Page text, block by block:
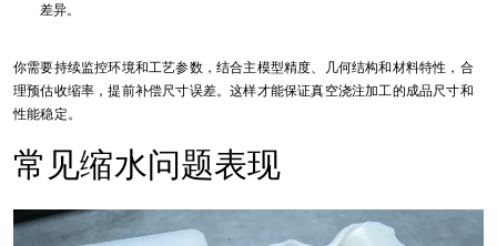
差异。
你需要持续监控环境和工艺参数，结合主模型精度、几何结构和材料特性，合
理预估收缩率，提前补偿尺寸误差。这样才能保证真空浇注加工的成品尺寸和
性能稳定。
常见缩水问题表现